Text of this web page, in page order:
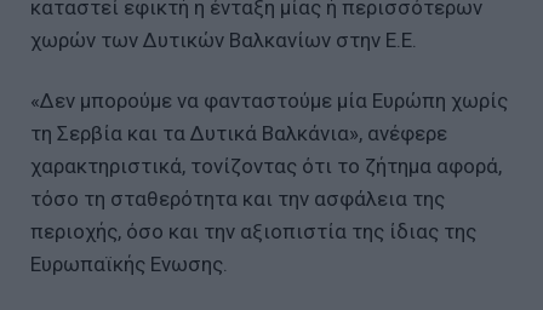
καταστεί εφικτή η ένταξη μίας ή περισσότερων
χωρών των Δυτικών Βαλκανίων στην Ε.Ε.
«Δεν μπορούμε να φανταστούμε μία Ευρώπη χωρίς
τη Σερβία και τα Δυτικά Βαλκάνια», ανέφερε
χαρακτηριστικά, τονίζοντας ότι το ζήτημα αφορά,
τόσο τη σταθερότητα και την ασφάλεια της
περιοχής, όσο και την αξιοπιστία της ίδιας της
Ευρωπαϊκής Ενωσης.